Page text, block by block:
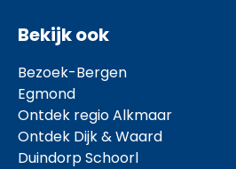
Bekijk ook
Bezoek-Bergen
Egmond
Ontdek regio Alkmaar
Ontdek Dijk & Waard
Duindorp Schoorl